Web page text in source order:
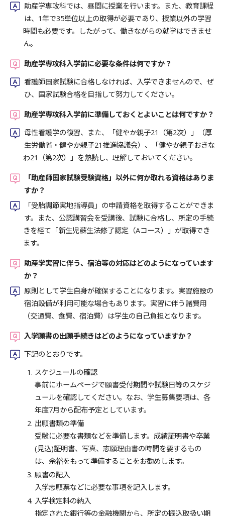
助産学専攻科では、昼間に授業を行います。また、教育課程
は、1年で35単位以上の取得が必要であり、授業以外の学習
時間も必要です。したがって、働きながらの就学はできませ
ん。
助産学専攻科入学前に必要な条件は何ですか？
看護師国家試験に合格しなければ、入学できませんので、ぜ
ひ、国家試験合格を目指して努力してください。
助産学専攻科入学前に準備しておくとよいことは何ですか？
母性看護学の復習、また、「健やか親子21（第2次）」（厚
生労働省・健やか親子21推進協議会）、「健やか親子おきな
わ21（第2次）」を熟読し、理解しておいてください。
「助産師国家試験受験資格」以外に何か取れる資格はありま
すか？
「受胎調節実地指導員」の申請資格を取得することができま
す。また、公認講習会を受講後、試験に合格し、所定の手続
きを経て「新生児蘇生法修了認定（Aコース）」が取得でき
ます。
助産学実習に伴う、宿泊等の対応はどのようになっています
か？
原則として学生自身が確保することになります。実習施設の
宿泊設備が利用可能な場合もあります。実習に伴う諸費用
（交通費、食費、宿泊費）は学生の自己負担となります。
入学願書の出願手続きはどのようになっていますか？
下記のとおりです。
スケジュールの確認
事前にホームページで願書受付期間や試験日等のスケジ
ュールを確認してください。なお、学生募集要項は、各
年度7月から配布予定としています。
出願書類の準備
受験に必要な書類などを準備します。成績証明書や卒業
(見込)証明書、写真、志願理由書の時間を要するもの
は、余裕をもって準備することをお勧めします。
願書の記入
入学志願票などに必要な事項を記入します。
入学検定料の納入
指定された銀行等の金融機関から、所定の振込取扱い期